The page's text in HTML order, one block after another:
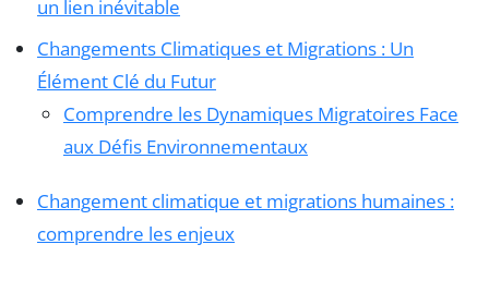
un lien inévitable
Changements Climatiques et Migrations : Un
Élément Clé du Futur
Comprendre les Dynamiques Migratoires Face
aux Défis Environnementaux
Changement climatique et migrations humaines :
comprendre les enjeux